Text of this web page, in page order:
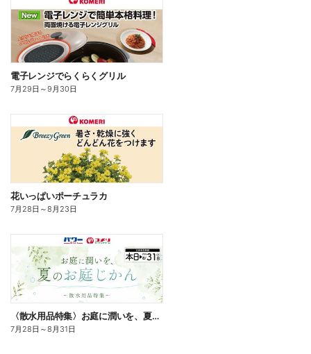
電子レンジでらくらくグリル
7月29日 ～9月30日
花いっぱいポーチュラカ
7月28日 ～8月23日
〈散水用品特集〉お庭に潤いを、夏のお庭じかん
7月28日 ～8月31日